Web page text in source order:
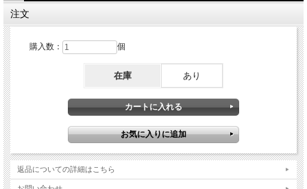
注文
購入数： 個
在庫 あり
返品についての詳細はこちら